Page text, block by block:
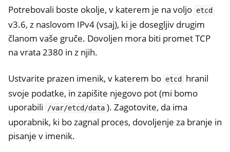
Potrebovali boste okolje, v katerem je na voljo etcd
v3.6, z naslovom IPv4 (vsaj), ki je dosegljiv drugim
članom vaše gruče. Dovoljen mora biti promet TCP
na vrata 2380 in z njih.
Ustvarite prazen imenik, v katerem bo etcd
hranil
svoje podatke, in zapišite njegovo pot (mi bomo
uporabili
/var/etcd/data ). Zagotovite, da ima
uporabnik, ki bo zagnal proces, dovoljenje za branje in
pisanje v imenik.